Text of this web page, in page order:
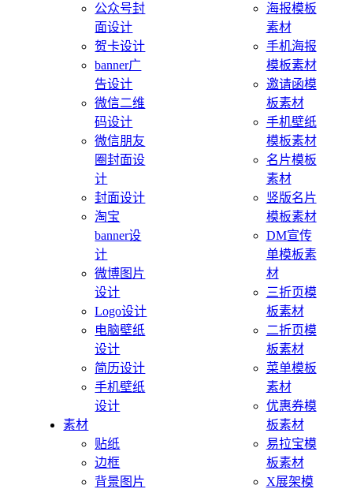
公众号封
面设计
贺卡设计
banner广
告设计
微信二维
码设计
微信朋友
圈封面设
计
封面设计
淘宝
banner设
计
微博图片
设计
Logo设计
电脑壁纸
设计
简历设计
手机壁纸
设计
素材
贴纸
边框
背景图片
海报模板
素材
手机海报
模板素材
邀请函模
板素材
手机壁纸
模板素材
名片模板
素材
竖版名片
模板素材
DM宣传
单模板素
材
三折页模
板素材
二折页模
板素材
菜单模板
素材
优惠券模
板素材
易拉宝模
板素材
X展架模